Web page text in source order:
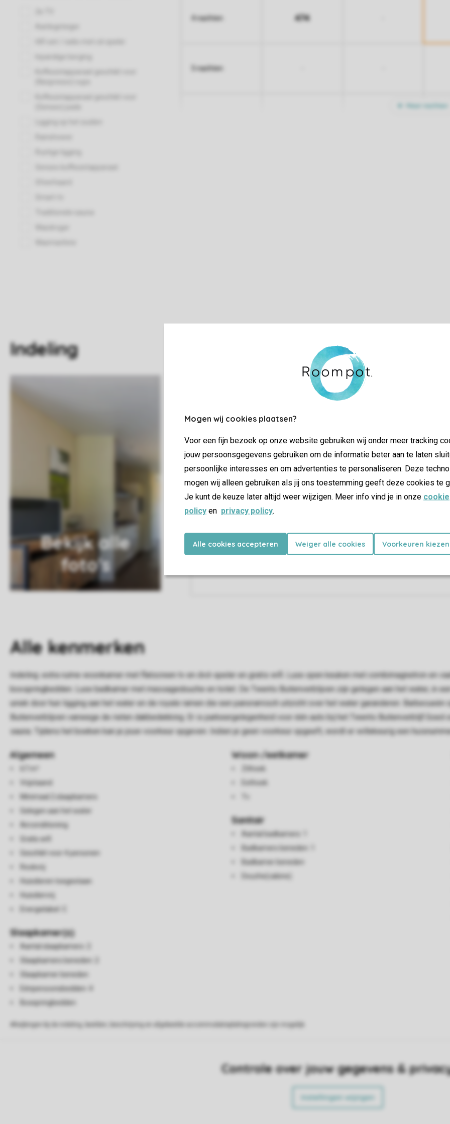
Mogen wij cookies plaatsen?
Voor een fijn bezoek op onze website gebruiken wij onder meer tracking
jouw persoonsgegevens gebruiken om de informatie beter aan te laten
persoonlijke interesses en om advertenties te personaliseren. Deze
mogen wij alleen gebruiken als jij ons toestemming geeft deze cookies te
Je kunt de keuze later altijd weer wijzigen. Meer info vind je in onze cookie
policy en privacy policy.
Alle cookies accepteren Weiger alle cookies Voorkeuren kiezen
4 nachten 474
5 nachten
Indeling
Bekijk alle
foto's
Allekenmerken
Indeling: extra ruime woonkamer met flatscreen tv en dvd-speler en gratis wifi. Luxe open keuken met combimagnetron en
boxspringbedden. Luxe badkamer met massagedouche en toilet. De Twents Buitenverblijven zijn gelegen aan het water, in
uniek door hun ligging aan het water en de royale ramen die een panoramisch uitzicht over het water garanderen.
Buitenverblijven vanwege de rieten dakbedekking. Er is parkeergelegenheid voor één auto bij het Twents
sauna. Tijdens het boeken kan je jouw voorkeur opgeven. Indien je geen voorkeur opgeeft, wordt er willekeurig een
Algemeen
Vrijstaand
Minimaal 2 slaapkamers
Gelegen aan het water
Airconditioning
Gratis wifi
Geschikt voor 4 personen
Rookvrij
Huisdieren toegestaan
Huisdiervrij
Energielabel: C
Slaapkamer(s)
Aantal slaapkamers: 2
Slaapkamers beneden: 2
Slaapkamer beneden
Eénpersoonsbedden: 4
Boxspringbedden
Woon-/eetkamer
Zithoek
Eethoek
Sanitair
Aantal badkamers: 1
Badkamers beneden: 1
Badkamer beneden
Douche(cabine)
Controle over jouw gegevens &
Instellingen wijzigen